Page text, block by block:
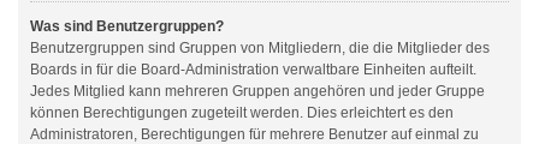
Was sind Benutzergruppen?
Benutzergruppen sind Gruppen von Mitgliedern, die die Mitglieder des
Boards in für die Board-Administration verwaltbare Einheiten aufteilt.
Jedes Mitglied kann mehreren Gruppen angehören und jeder Gruppe
können Berechtigungen zugeteilt werden. Dies erleichtert es den
Administratoren, Berechtigungen für mehrere Benutzer auf einmal zu